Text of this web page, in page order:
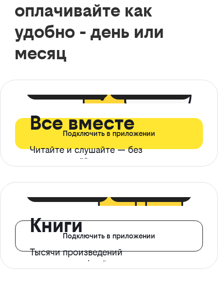
оплачивайте как
удобно - день или
месяц
Все вместе
Читайте и слушайте — без
ограничений*
Подключить в приложении
Книги
Тысячи произведений
с доступом офлайн
Подключить в приложении